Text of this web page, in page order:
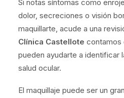
Si notas síntomas como
dolor, secreciones o visión
maquillarte, acude a una
Clínica Castellote contamos
pueden ayudarte a identificar
salud ocular.
El maquillaje puede ser un